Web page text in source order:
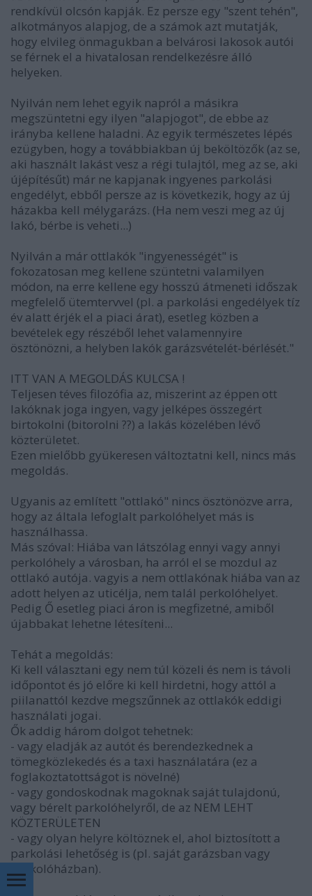
rendkívül olcsón kapják. Ez persze egy "szent tehén",
alkotmányos alapjog, de a számok azt mutatják,
hogy elvileg önmagukban a belvárosi lakosok autói
se férnek el a hivatalosan rendelkezésre álló
helyeken.
Nyilván nem lehet egyik napról a másikra
megszüntetni egy ilyen "alapjogot", de ebbe az
irányba kellene haladni. Az egyik természetes lépés
ezügyben, hogy a továbbiakban új beköltözők (az se,
aki használt lakást vesz a régi tulajtól, meg az se, aki
újépítésűt) már ne kapjanak ingyenes parkolási
engedélyt, ebből persze az is következik, hogy az új
házakba kell mélygarázs. (Ha nem veszi meg az új
lakó, bérbe is veheti...)
Nyilván a már ottlakók "ingyenességét" is
fokozatosan meg kellene szüntetni valamilyen
módon, na erre kellene egy hosszú átmeneti időszak
megfelelő ütemtervvel (pl. a parkolási engedélyek tíz
év alatt érjék el a piaci árat), esetleg közben a
bevételek egy részéből lehet valamennyire
ösztönözni, a helyben lakók garázsvételét-bérlését."
ITT VAN A MEGOLDÁS KULCSA !
Teljesen téves filozófia az, miszerint az éppen ott
lakóknak joga ingyen, vagy jelképes összegért
birtokolni (bitorolni ??) a lakás közelében lévő
közterületet.
Ezen mielőbb gyükeresen változtatni kell, nincs más
megoldás.
Ugyanis az említett "ottlakó" nincs ösztönözve arra,
hogy az általa lefoglalt parkolóhelyet más is
használhassa.
Más szóval: Hiába van látszólag ennyi vagy annyi
perkolóhely a városban, ha arról el se mozdul az
ottlakó autója. vagyis a nem ottlakónak hiába van az
adott helyen az uticélja, nem talál perkolóhelyet.
Pedig Ő esetleg piaci áron is megfizetné, amiből
újabbakat lehetne létesíteni...
Tehát a megoldás:
Ki kell választani egy nem túl közeli és nem is távoli
időpontot és jó előre ki kell hirdetni, hogy attól a
piilanattól kezdve megszűnnek az ottlakók eddigi
használati jogai.
Ők addig három dolgot tehetnek:
- vagy eladják az autót és berendezkednek a
tömegközlekedés és a taxi használatára (ez a
foglakoztatottságot is növelné)
- vagy gondoskodnak magoknak saját tulajdonú,
vagy bérelt parkolóhelyről, de az NEM LEHT
KÖZTERÜLETEN
- vagy olyan helyre költöznek el, ahol biztosított a
parkolási lehetőség is (pl. saját garázsban vagy
parkolóházban).